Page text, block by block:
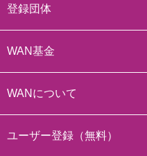
登録団体
WAN基金
WANについて
ユーザー登録（無料）